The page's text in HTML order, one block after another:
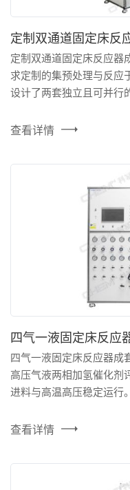
定制双通道固定床反
定制双通道固定床反应器
求定制的集预处理与反应
设计了两套独立且可并行
能够在高温（1000℃）、
价，是进行复杂、长周期
查看详情
四气一液固定床反应
四气一液固定床反应器成
高压气液两相加氢催化剂
进料与高温高压稳定运行
安全联锁系统，适用于在
研究。 产品特点 1、高
查看详情